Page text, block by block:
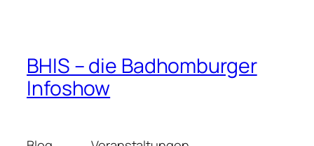
BHIS – die Badhomburger
Infoshow